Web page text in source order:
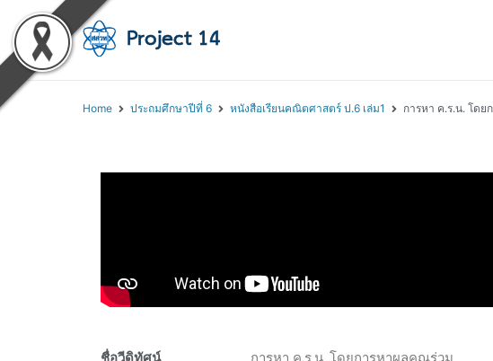
Home ประถมศึกษาปีที่ 6 หนังสือเรียนคณิตศาสตร์ ป.6 เล่ม1 การหา ค.ร.น. โด